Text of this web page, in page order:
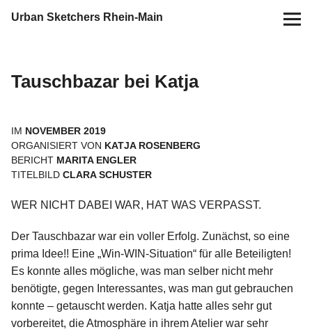
Urban Sketchers Rhein-Main
10 Jahre USk Rhein-Main
Zeichen-Projekte
Blog
Info
Kontakt
Tauschbazar bei Katja
IM NOVEMBER 2019
ORGANISIERT VON KATJA ROSENBERG
BERICHT MARITA ENGLER
TITELBILDCLARA SCHUSTER
WER NICHT DABEI WAR, HAT WAS VERPASST.
Der Tauschbazar war ein voller Erfolg. Zunächst, so eine
prima Idee!! Eine „Win-WIN-Situation“ für alle Beteiligten!
Es konnte alles mögliche, was man selber nicht mehr
benötigte, gegen Interessantes, was man gut gebrauchen
konnte – getauscht werden. Katja hatte alles sehr gut
vorbereitet, die Atmosphäre in ihrem Atelier war sehr